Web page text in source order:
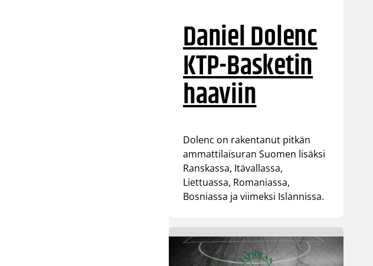
Daniel Dolenc
KTP-Basketin
haaviin
Dolenc on rakentanut pitkän
ammattilaisuran Suomen lisäksi
Ranskassa, Itävallassa,
Liettuassa, Romaniassa,
Bosniassa ja viimeksi Islannissa.